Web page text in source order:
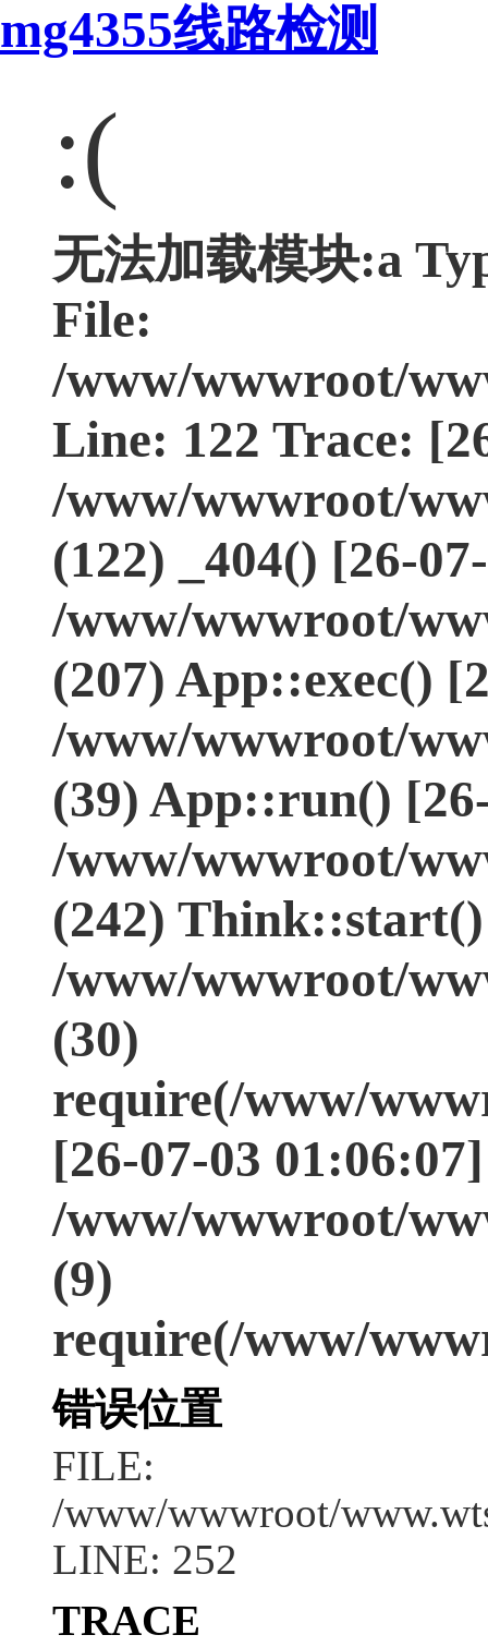
mg4355线路检测
:(
无法加载模块:a
File:
/www/wwwroot/
Line: 122 Trace:
/www/wwwroot/
(122) _404() [26-
/www/wwwroot/
(207) App::exec()
/www/wwwroot/
(39) App::run()
/www/wwwroot/
(242)
/www/wwwroot/
(30)
require(/www/
[26-07-03 01:06:07]
/www/wwwroot/
(9)
require(/www/
错误位置
FILE:
/www/wwwroot/
LINE: 252
TRACE